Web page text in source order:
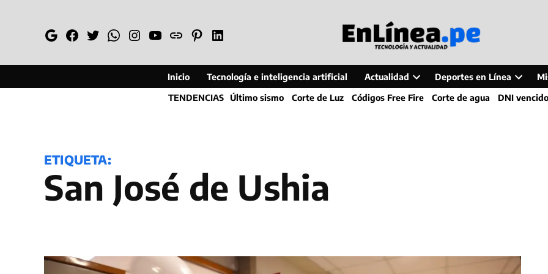
GoogleFacebook
TwitterWhatsapp
Instagram
YouTube
WebPinterestLinkedin
Inicio Tecnología e inteligencia artificial Actualidad
Open
dropdown
Deportes en Línea
Open
dropdown
TENDENCIAS Último sismo Corte de Luz Códigos Free Fire Corte de agua DNI vencido
ETIQUETA:
San José de Ushia